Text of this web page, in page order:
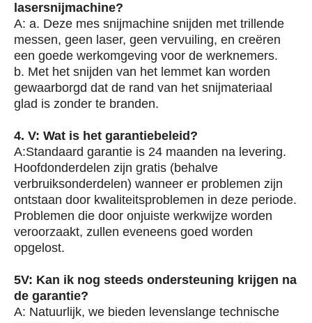
lasersnijmachine?
A: a. Deze mes snijmachine snijden met trillende
messen, geen laser, geen vervuiling, en creëren
een goede werkomgeving voor de werknemers.
b. Met het snijden van het lemmet kan worden
gewaarborgd dat de rand van het snijmateriaal
glad is zonder te branden.
4. V: Wat is het garantiebeleid?
A:Standaard garantie is 24 maanden na levering.
Hoofdonderdelen zijn gratis (behalve
verbruiksonderdelen) wanneer er problemen zijn
ontstaan door kwaliteitsproblemen in deze periode.
Problemen die door onjuiste werkwijze worden
veroorzaakt, zullen eveneens goed worden
opgelost.
5V: Kan ik nog steeds ondersteuning krijgen na
de garantie?
A: Natuurlijk, we bieden levenslange technische